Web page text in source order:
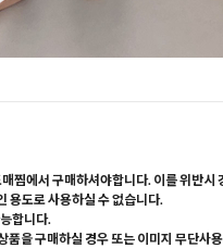
찜에서 구매하셔야합니다. 이를 위반시
용도로 사용하실 수 없습니다.
합니다.
품을 구매하실 경우 또는 이미지 무단사